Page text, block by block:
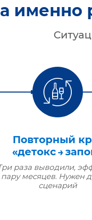
именно
Повторный
«детокс →
раза выводили,
пару месяцев. Нужен
сценарий